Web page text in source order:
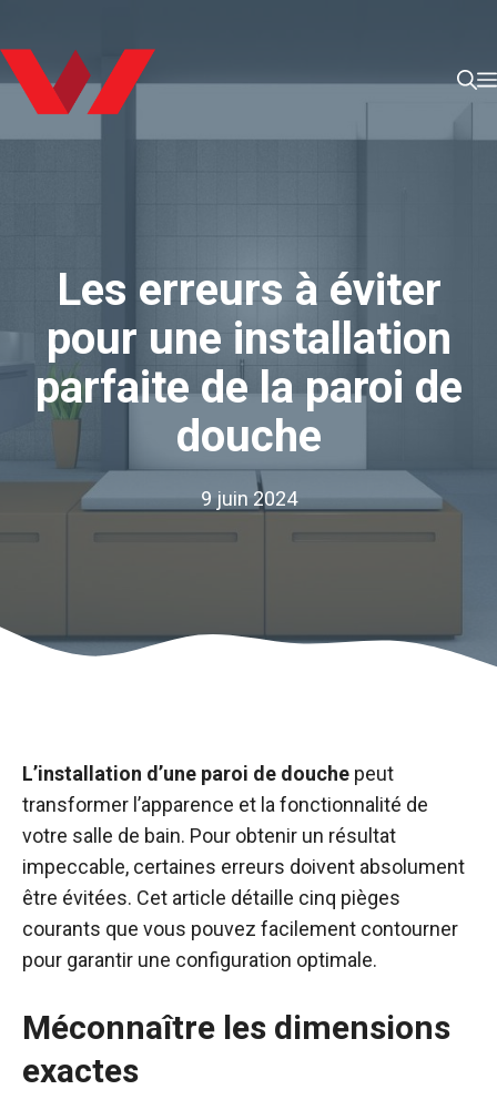
au
contenu
Les erreurs à éviter
pour une installation
parfaite de la paroi de
douche
9 juin 2024
L’installation d’une paroi de douche peut
transformer l’apparence et la fonctionnalité de
votre salle de bain. Pour obtenir un résultat
impeccable, certaines erreurs doivent absolument
être évitées. Cet article détaille cinq pièges
courants que vous pouvez facilement contourner
pour garantir une configuration optimale.
Méconnaître les dimensions
exactes